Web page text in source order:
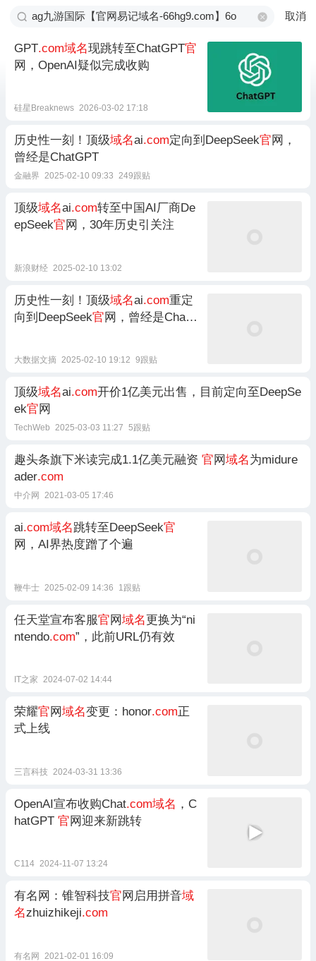
取消
GPT.com域名现跳转至ChatGPT官
网，OpenAI疑似完成收购
硅星Breaknews 2026-03-02 17:18
历史性一刻！顶级域名ai.com定向到DeepSeek官网，
曾经是ChatGPT
金融界 2025-02-10 09:33 249跟贴
顶级域名ai.com转至中国AI厂商De
epSeek官网，30年历史引关注
新浪财经 2025-02-10 13:02
历史性一刻！顶级域名ai.com重定
向到DeepSeek官网，曾经是ChatG
大数据文摘 2025-02-10 19:12 9跟贴
顶级域名ai.com开价1亿美元出售，目前定向至DeepSe
ek官网
TechWeb 2025-03-03 11:27 5跟贴
趣头条旗下米读完成1.1亿美元融资 官网域名为midure
ader.com
中介网 2021-03-05 17:46
ai.com域名跳转至DeepSeek官
网，AI界热度蹭了个遍
鞭牛士 2025-02-09 14:36 1跟贴
任天堂宣布客服官网域名更换为“ni
ntendo.com”，此前URL仍有效
IT之家 2024-07-02 14:44
荣耀官网域名变更：honor.com 正
式上线
三言科技 2024-03-31 13:36
OpenAI宣布收购Chat.com域名 ，C
hatGPT 官网迎来新跳转
C114 2024-11-07 13:24
有名网：锥智科技官网启用拼音域
名zhuizhikeji.com
有名网 2021-02-01 16:09